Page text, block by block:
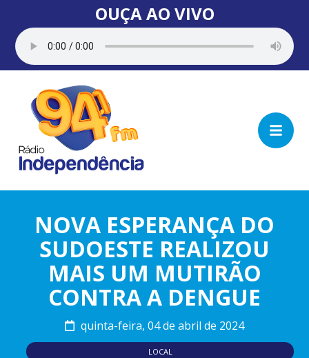
OUÇA AO VIVO
NOVA ESPERANÇA DO
SUDOESTE REALIZOU
MAIS UM MUTIRÃO
CONTRA A DENGUE
quinta-feira, 04 de abril de 2024
LOCAL